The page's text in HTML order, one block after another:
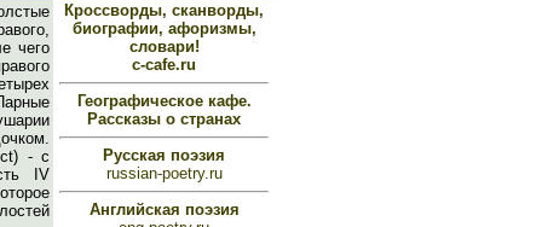
чего
- с
IV
Кроссворды, сканворды,
биографии, афоризмы,
словари!
c-cafe.ru
Географическое кафе.
Рассказы о странах
Русская поэзия
russian-poetry.ru
Английская поэзия